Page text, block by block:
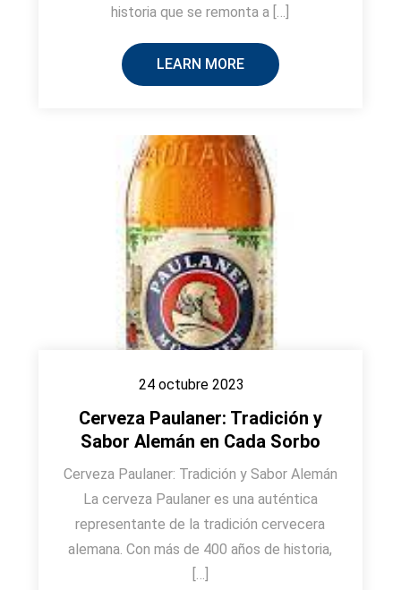
historia que se remonta a […]
LEARN MORE
24 octubre 2023
Cerveza Paulaner: Tradición y
Sabor Alemán en Cada Sorbo
Cerveza Paulaner: Tradición y Sabor Alemán
La cerveza Paulaner es una auténtica
representante de la tradición cervecera
alemana. Con más de 400 años de historia,
[…]